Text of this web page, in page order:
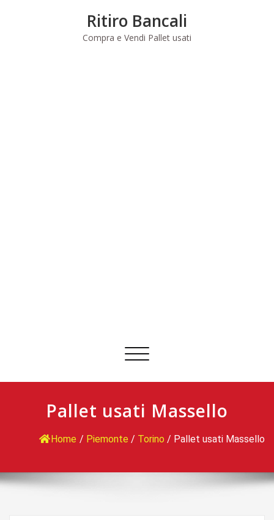
Ritiro Bancali
Compra e Vendi Pallet usati
Commuta
Pallet usati Massello
Home / Piemonte / Torino / Pallet usati Massello